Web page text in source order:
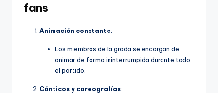
fans
Animación constante:
Los miembros de la grada se encargan de
animar de forma ininterrumpida durante todo
el partido.
Cánticos y coreografías: